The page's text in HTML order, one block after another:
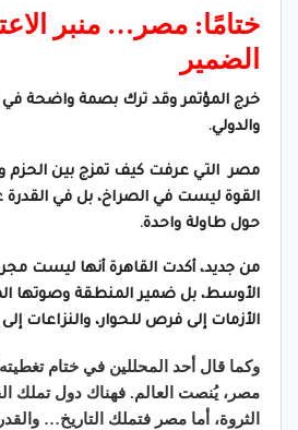
ختامًا: مصر… منبر
الضمير
خرج المؤتمر وقد ترك بصمة واضحة في
والدولي.
مصر التي عرفت كيف تمزج بين الحزم
القوة ليست في الصراخ، بل في
حول طاولة واحدة.
من جديد، أكدت القاهرة أنها ليست
الأوسط، بل ضمير المنطقة وصوتها
الأزمات إلى فرص للحوار، والنزاعات
وكما قال أحد المحللين في ختام
مصر، يُنصت العالم. فهناك دول تملك
الثروة، أما مصر فتملك التاريخ…